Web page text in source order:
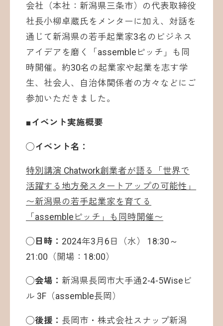
会社（本社：新潟県三条市）の代表取締役
社長小柳卓蔵氏をメンターに加え、対話を
通じて新潟県の若手起業家3名のビジネス
アイデアを磨く「assembleピッチ」も同
時開催。約30名の起業家や起業を志す学
生、社会人、自治体関係者の方々などにご
参加いただきました。
■イベント実施概要
◯イベント名：
特別講演 Chatwork創業者が語る「世界で
活躍する地方発スタートアップの可能性」
〜新潟県の若手起業家を育てる
「assembleピッチ」も同時開催〜
◯日時： 2024年3月6日（水） 18:30～
21:00（開場：18:00）
◯会場：新潟県長岡市大手通2-4-5Wiseビ
ル 3F（assemble長岡）
◯後援： 長岡市・株式会社スナップ新潟